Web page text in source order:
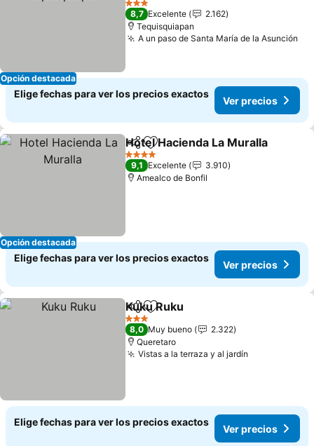
Opción destacada
3 Estrellas
8,7 Excelente
2.162
Tequisquiapan
A un paso de Santa María de la Asunción
Elige fechas para ver los precios exactos
Ver precios
Opción destacada
CompartirAgregar a favoritos
Hotel Hacienda La Muralla
4 Estrellas
9,1 Excelente
3.910
Amealco de Bonfil
Elige fechas para ver los precios exactos
Ver precios
CompartirAgregar a favoritos
Kuku Ruku
3 Estrellas
8,0 Muy bueno
2.322
Queretaro
Vistas a la terraza y al jardín
Elige fechas para ver los precios exactos
Ver precios